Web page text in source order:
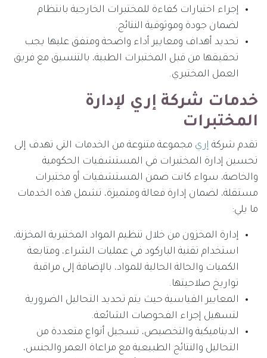
إجراء اختبارات كفاءة للمختبرات الخارجية بانتظام
لضمان جودة وموثوقية النتائج.
تحديد أهداف ومعايير أداء واضحة ومتفق عليها يجب
تحقيقها من قبل المختبرات الطبية، بالتنسيق مع فريق
العمل المختبري.
خدمات شركة إري لإدارة
المختبرات
تقدم شركة إري مجموعة متنوعة من الخدمات التي تهدف إلى
تحسين إدارة المختبرات في المستشفيات الحكومية
والخاصة، سواء كانت ضمن المستشفيات أو مختبرات
مستقلة، لضمان إدارة فعالة ومتميزة، تشمل هذه الخدمات
ما يلي:
إدارة المخزون من خلال تنظيم المواد المختبرية المخزنة،
استخدام تقنية الباركود في عمليات الشراء، ومتابعة
الكميات والحالة الحالية للمواد، بالإضافة إلى مراقبة
تواريخ صلاحيتها.
المعايير القياسية حيث يتم تحديد التحاليل الضرورية
لتسهيل إجراء الفحوصات الشائعة.
الديناميكية والتخصيص، تسجيل أنواع متعددة من
التحاليل والنتائج الطبيعية مع مراعاة العمر والجنس،